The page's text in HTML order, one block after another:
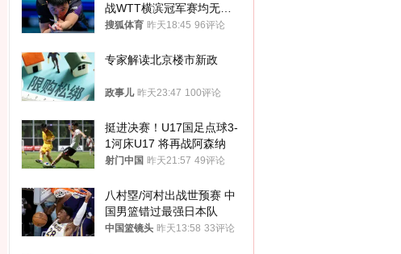
战WTT横滨冠军赛均无缘
八强
搜狐体育 昨天18:45 96评论
专家解读北京楼市新政
政事儿 昨天23:47 100评论
挺进决赛！U17国足点球3-
1河床U17 将再战阿森纳
射门中国 昨天21:57 49评论
八村塁/河村出战世预赛 中
国男篮错过最强日本队
中国篮镜头 昨天13:58 33评论